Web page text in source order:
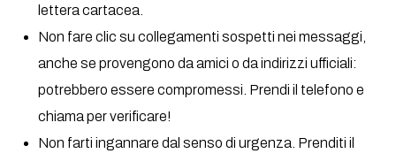
lettera cartacea.
Non fare clic su collegamenti sospetti nei messaggi,
anche se provengono da amici o da indirizzi ufficiali:
potrebbero essere compromessi. Prendi il telefono e
chiama per verificare!
Non farti ingannare dal senso di urgenza. Prenditi il